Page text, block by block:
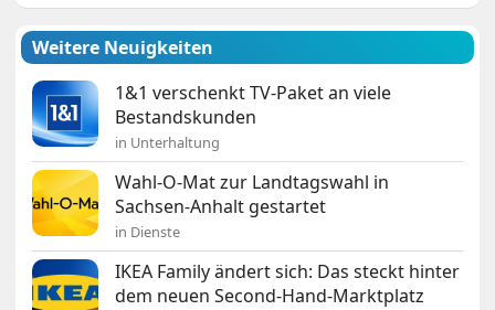
Weitere Neuigkeiten
1&1 verschenkt TV-Paket an viele
Bestandskunden
in Unterhaltung
Wahl-O-Mat zur Landtagswahl in
Sachsen-Anhalt gestartet
in Dienste
IKEA Family ändert sich: Das steckt hinter
dem neuen Second-Hand-Marktplatz